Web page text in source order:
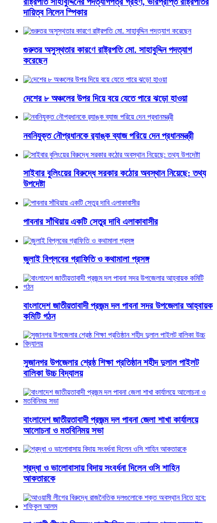
দায়িত্ব নিলেন স্পিকার
গুরুতর অসুস্থতার কারণে রাষ্ট্রপতি মো. সাহাবুদ্দিন পদত্যাগ
করেছেন
দেশের ৮ অঞ্চলের উপর দিয়ে বয়ে যেতে পারে ঝড়ো হাওয়া
নবনিযুক্ত নৌপ্রধানকে র‌্যাঙ্ক ব্যাজ পরিয়ে দেন প্রধানমন্ত্রী
সাইবার বুলিংয়ের বিরুদ্ধে সরকার কঠোর অবস্থান নিয়েছে: তথ্য
উপদেষ্টা
পাবনার সাঁথিয়ায় একটি সেতুর দাবি এলাকাবাসীর
জুলাই বিপ্লবের গ্রাফিতি ও কথামালা প্রসঙ্গ
বাংলাদেশ জাতীয়তাবাদী প্রজন্ম দল পাবনা সদর উপজেলার আহ্বায়ক
কমিটি গঠন
সুজানগর উপজেলার শ্রেষ্ঠ শিক্ষা প্রতিষ্ঠান শহীদ দুলাল পাইলট
বালিকা উচ্চ বিদ্যালয়
বাংলাদেশ জাতীয়তাবাদী প্রজন্ম দল পাবনা জেলা শাখা কার্যালয়ে
আলোচনা ও মতবিনিময় সভা
শ্রদ্ধা ও ভালোবাসায় বিদায় সংবর্ধনা দিলেন ওসি শাহিন
আকতারকে